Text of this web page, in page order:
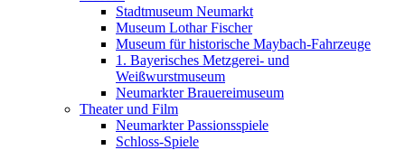
Stadtmuseum Neumarkt
Museum Lothar Fischer
Museum für historische Maybach-Fahrzeuge
1. Bayerisches Metzgerei- und
Weißwurstmuseum
Neumarkter Brauereimuseum
Theater und Film
Neumarkter Passionsspiele
Schloss-Spiele